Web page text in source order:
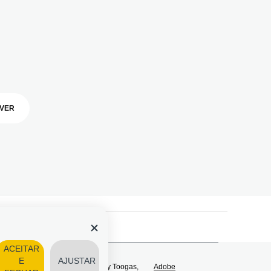
reservados | Powered by Toogas, Adobe
ACEITAR
E
AJUSTAR